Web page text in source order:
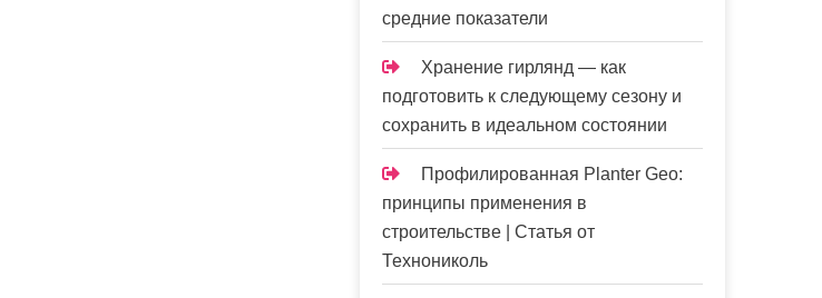
средние показатели
Хранение гирлянд — как
подготовить к следующему сезону и
сохранить в идеальном состоянии
Профилированная Planter Geo:
принципы применения в
строительстве | Статья от
Технониколь